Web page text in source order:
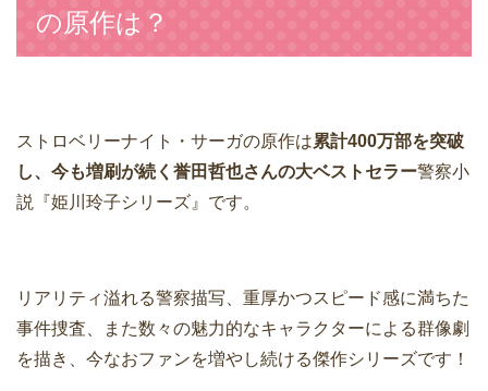
の原作は？
ストロベリーナイト・サーガの原作は累計400万部を突破
し、今も増刷が続く誉田哲也さんの大ベストセラー警察小
説『姫川玲子シリーズ』です。
リアリティ溢れる警察描写、重厚かつスピード感に満ちた
事件捜査、また数々の魅力的なキャラクターによる群像劇
を描き、今なおファンを増やし続ける傑作シリーズです！